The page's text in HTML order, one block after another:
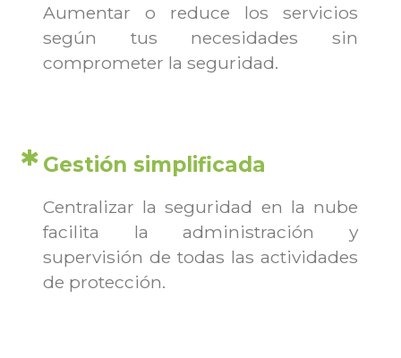
Aumentar o reduce los servicios
según tus necesidades sin
comprometer la seguridad.
Gestión simplificada
Centralizar la seguridad en la nube
facilita la administración y
supervisión de todas las actividades
de protección.